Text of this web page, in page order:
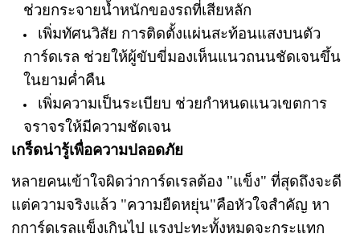
ช่วยกระจายน้ำหนักของรถที่เสียหลัก
เพิ่มทัศนวิสัย การติดตั้งแผ่นสะท้อนแสงบนตัว
การ์ดเรล ช่วยให้ผู้ขับขี่มองเห็นแนวถนนชัดเจนขึ้น
ในยามค่ำคืน
เพิ่มความเป็นระเบียบ ช่วยกำหนดแนวเขตการ
จราจรให้มีความชัดเจน
เกร็ดน่ารู้เพื่อความปลอดภัย
หลายคนเข้าใจผิดว่าการ์ดเรลต้อง "แข็ง" ที่สุดถึงจะดี
แต่ความจริงแล้ว "ความยืดหยุ่น"คือหัวใจสำคัญ หา
กการ์ดเรลแข็งเกินไป แรงปะทะทั้งหมดจะกระแทก